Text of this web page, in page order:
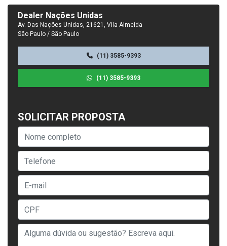
Dealer Nações Unidas
Av. Das Nações Unidas, 21621, Vila Almeida
São Paulo / São Paulo
(11) 3585-9393
(11) 3585-9393
SOLICITAR PROPOSTA